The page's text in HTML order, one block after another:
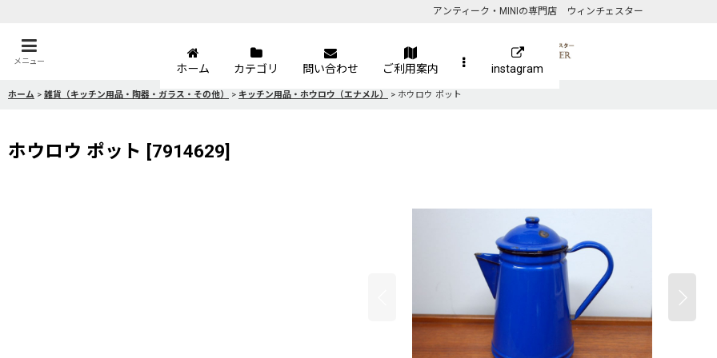
アンティーク・MINIの専門店 ウィンチェスター
メニュー
ホーム カテゴリ 問い合わせ ご利用案内 instagram
ホーム > 雑貨（キッチン用品・陶器・ガラス・その他） > キッチン用品・ホウロウ（エナメル） > ホウロウ ポット
ホウロウ ポット [7914629]